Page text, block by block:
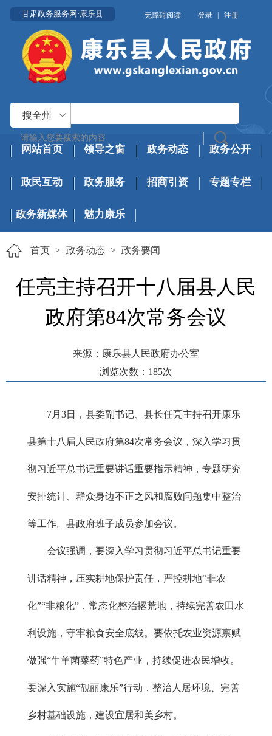
甘肃政务服务网·康乐县 无障碍阅读 登录 | 注册
搜全州
网站首页 领导之窗 政务动态 政务公开
政民互动 政务服务 招商引资 专题专栏
政务新媒体 魅力康乐
首页 > 政务动态 > 政务要闻
任亮主持召开十八届县人民
政府第84次常务会议
来源：康乐县人民政府办公室
浏览次数： 185次
7月3日，县委副书记、县长任亮主持召开康乐
县第十八届人民政府第84次常务会议，深入学习贯
彻习近平总书记重要讲话重要指示精神，专题研究
安排统计、群众身边不正之风和腐败问题集中整治
等工作。县政府班子成员参加会议。
会议强调，要深入学习贯彻习近平总书记重要
讲话精神，压实耕地保护责任，严控耕地“非农
化”“非粮化”，常态化整治撂荒地，持续完善农田水
利设施，守牢粮食安全底线。要依托农业资源禀赋
做强“牛羊菌菜药”特色产业，持续促进农民增收。
要深入实施“靓丽康乐”行动，整治人居环境、完善
乡村基础设施，建设宜居和美乡村。